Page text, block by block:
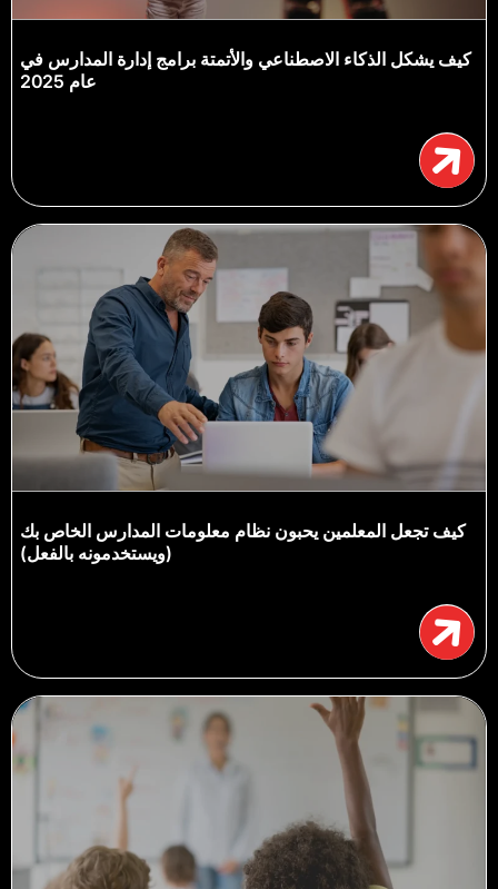
كيف يشكل الذكاء الاصطناعي والأتمتة برامج إدارة المدارس في
عام 2025
كيف تجعل المعلمين يحبون نظام معلومات المدارس الخاص بك
(ويستخدمونه بالفعل)